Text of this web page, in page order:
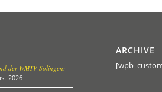
der WMTV Solingen:
2026
ARCHIVE